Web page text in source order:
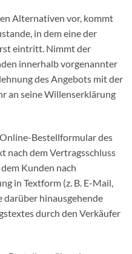
Alternativen vor, kommt
in dem eine der
eintritt. Nimmt der
innerhalb vorgenannter
des Angebots mit der
an seine Willenserklärung
Bestellformular des
nach dem Vertragsschluss
Kunden nach
in Textform (z. B. E-Mail,
darüber hinausgehende
durch den Verkäufer